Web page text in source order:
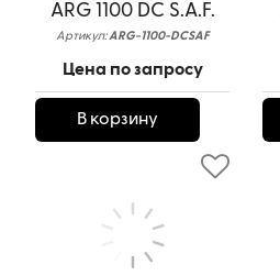
ARG 1100 DC S.A.F.
Артикул: ARG-1100-DCSAF
Цена по запросу
В корзину